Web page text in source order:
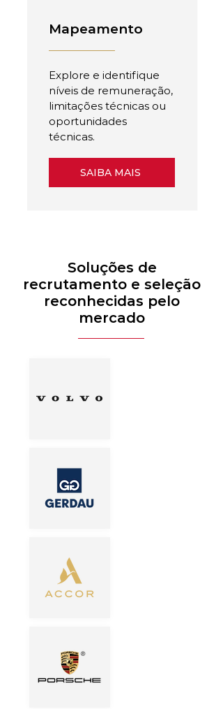
Mapeamento
Explore e identifique
níveis de remuneração,
limitações técnicas ou
oportunidades
técnicas.
SAIBA MAIS
Soluções de
recrutamento e seleção
reconhecidas pelo
mercado